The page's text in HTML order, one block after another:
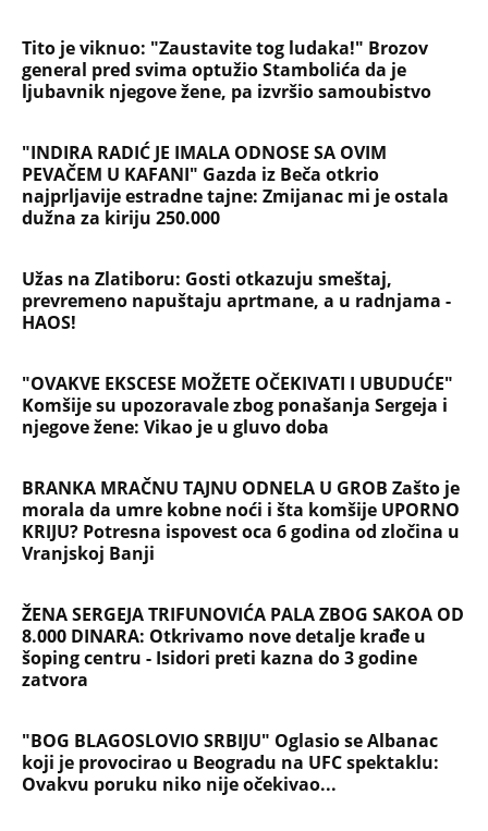
Tito je viknuo: "Zaustavite tog ludaka!" Brozov
general pred svima optužio Stambolića da je
ljubavnik njegove žene, pa izvršio samoubistvo
"INDIRA RADIĆ JE IMALA ODNOSE SA OVIM
PEVAČEM U KAFANI" Gazda iz Beča otkrio
najprljavije estradne tajne: Zmijanac mi je ostala
dužna za kiriju 250.000
Užas na Zlatiboru: Gosti otkazuju smeštaj,
prevremeno napuštaju aprtmane, a u radnjama -
HAOS!
"OVAKVE EKSCESE MOŽETE OČEKIVATI I UBUDUĆE"
Komšije su upozoravale zbog ponašanja Sergeja i
njegove žene: Vikao je u gluvo doba
BRANKA MRAČNU TAJNU ODNELA U GROB Zašto je
morala da umre kobne noći i šta komšije UPORNO
KRIJU? Potresna ispovest oca 6 godina od zločina u
Vranjskoj Banji
ŽENA SERGEJA TRIFUNOVIĆA PALA ZBOG SAKOA OD
8.000 DINARA: Otkrivamo nove detalje krađe u
šoping centru - Isidori preti kazna do 3 godine
zatvora
"BOG BLAGOSLOVIO SRBIJU" Oglasio se Albanac
koji je provocirao u Beogradu na UFC spektaklu:
Ovakvu poruku niko nije očekivao...